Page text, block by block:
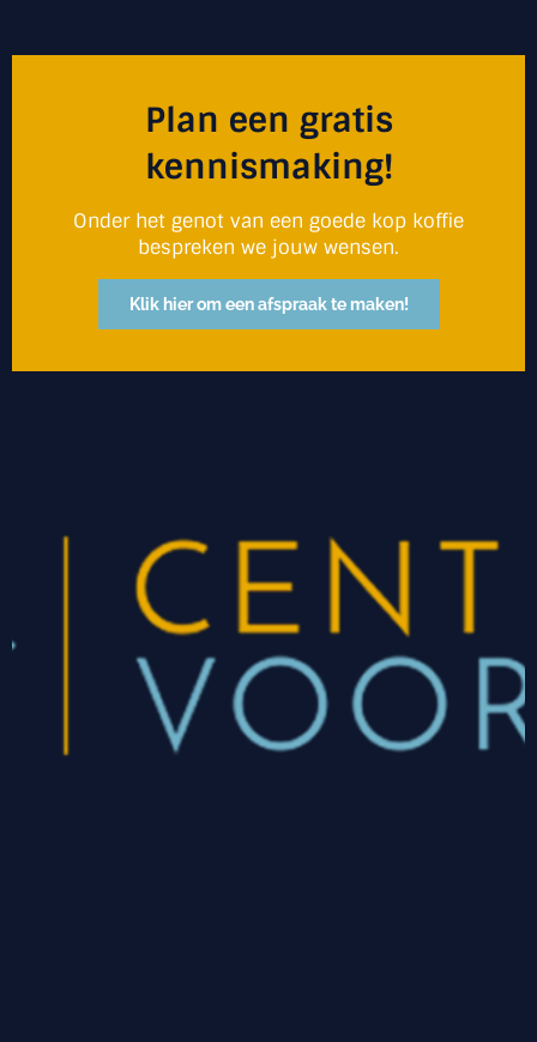
Plan een gratis
kennismaking!
Onder het genot van een goede kop koffie
bespreken we jouw wensen.
Klik hier om een afspraak te maken!